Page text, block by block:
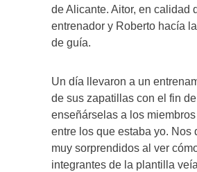
de Alicante. Aitor, en calidad
entrenador y Roberto hacía
de guía.
Un día llevaron a un
de sus zapatillas con el fin de
enseñárselas a los
entre los que estaba yo. Nos
muy sorprendidos al ver
integrantes de la plantilla